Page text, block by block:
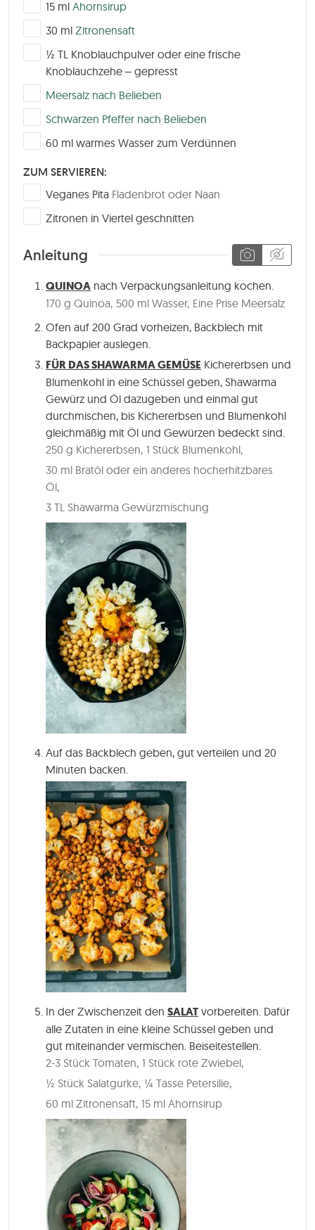
15 ml Ahornsirup
▢
30 ml Zitronensaft
▢
½ TL Knoblauchpulver oder eine frische
Knoblauchzehe – gepresst
▢Meersalz nach Belieben
▢
Schwarzen Pfeffer nach Belieben
▢
60 ml warmes Wasser zum Verdünnen
ZUM SERVIEREN:
▢
Veganes Pita Fladenbrot oder Naan
▢
Zitronen in Viertel geschnitten
Anleitung
QUINOA nach Verpackungsanleitung kochen.
170 g Quinoa, 500 ml Wasser, Eine Prise Meersalz
Ofen auf 200 Grad vorheizen, Backblech mit
Backpapier auslegen.
FÜR DAS SHAWARMA GEMÜSE Kichererbsen und
Blumenkohl in eine Schüssel geben, Shawarma
Gewürz und Öl dazugeben und einmal gut
durchmischen, bis Kichererbsen und Blumenkohl
gleichmäßig mit Öl und Gewürzen bedeckt sind.
250 g Kichererbsen, 1 Stück Blumenkohl,
30 ml Bratöl oder ein anderes hocherhitzbares
Öl,
3 TL Shawarma Gewürzmischung
Auf das Backblech geben, gut verteilen und 20
Minuten backen.
In der Zwischenzeit den SALAT vorbereiten. Dafür
alle Zutaten in eine kleine Schüssel geben und
gut miteinander vermischen. Beiseitestellen.
2-3 Stück Tomaten, 1 Stück rote Zwiebel,
½ Stück Salatgurke, ¼ Tasse Petersilie,
60 ml Zitronensaft, 15 ml Ahornsirup